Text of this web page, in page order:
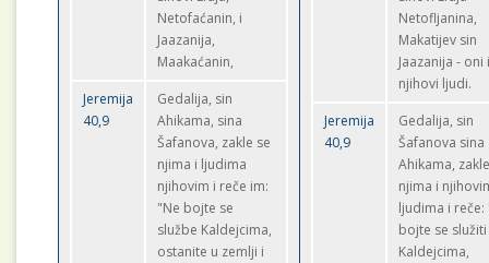
Netofaćanin, i
Jaazanija,
Maakaćanin,
Jeremija
40,9
Gedalija, sin
Ahikama, sina
Šafanova, zakle se
njima i ljudima
njihovim i reče im:
"Ne bojte se
službe Kaldejcima,
ostanite u zemlji i
Netofljanina,
Makatijev sin
Jaazanija - oni
njihovi ljudi.
Jeremija
40,9
Gedalija, sin
Šafanova sina
Ahikama,
njima i
ljudima i reče:
bojte se služiti
Kaldejcima,